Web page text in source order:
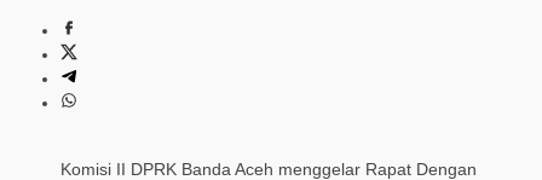
Komisi II DPRK Banda Aceh menggelar Rapat Dengan